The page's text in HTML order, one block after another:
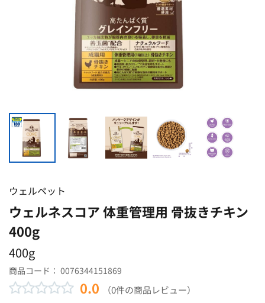
ウェルペット
ウェルネスコア 体重管理用 骨抜きチキン
400g
400g
商品コード： 0076344151869
0.0 （0件の商品レビュー）